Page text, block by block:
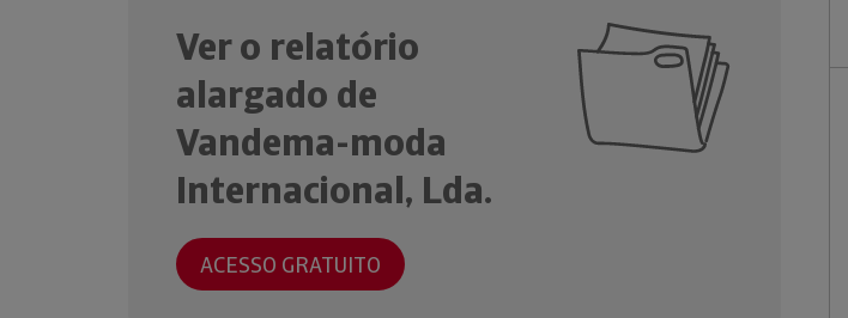
Ver o relatório
alargado de
Vandema-moda
Internacional, Lda.
ACESSO GRATUITO